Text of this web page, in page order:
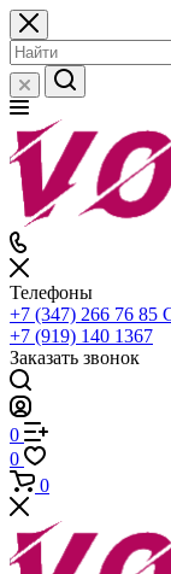
Телефоны
+7 (347) 266 76 85
+7 (919) 140 1367
Заказать звонок
0
0
0